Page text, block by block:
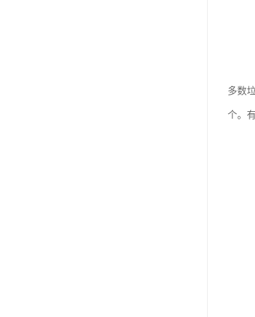
多数
个。